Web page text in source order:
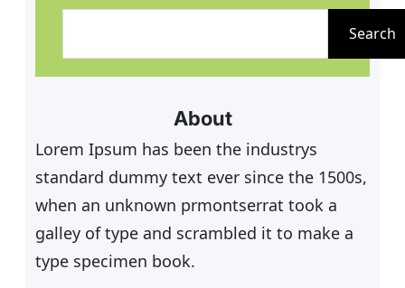
n
Search
About
Lorem Ipsum has been the industrys
standard dummy text ever since the 1500s,
when an unknown prmontserrat took a
galley of type and scrambled it to make a
type specimen book.